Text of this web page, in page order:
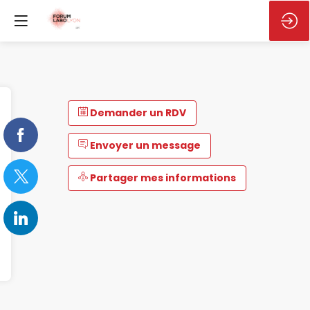
Demander un RDV
Envoyer un message
Partager mes informations